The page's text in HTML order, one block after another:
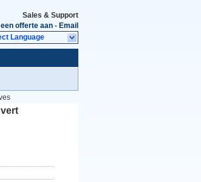
Sales & Support
offerte aan - Email
Language